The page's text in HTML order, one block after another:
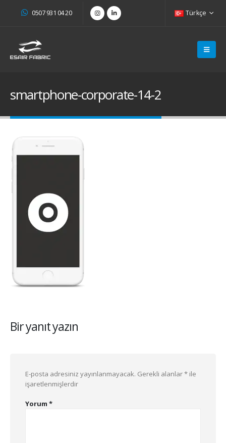
0507 931 04 20 Türkçe
smartphone-corporate-14-2
Bir yanıt yazın
E-posta adresiniz yayınlanmayacak. Gerekli alanlar* ile
işaretlenmişlerdir
Yorum *